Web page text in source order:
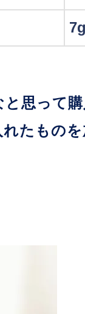
7g
思って
たものを